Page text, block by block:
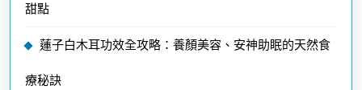
甜點
蓮子白木耳功效全攻略：養顏美容、安神助眠的天然食
療秘訣